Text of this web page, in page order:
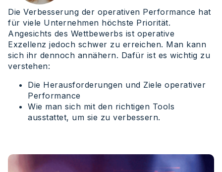
Die Verbesserung der operativen Performance hat
für viele Unternehmen höchste Priorität.
Angesichts des Wettbewerbs ist operative
Exzellenz jedoch schwer zu erreichen. Man kann
sich ihr dennoch annähern. Dafür ist es wichtig zu
verstehen:
Die Herausforderungen und Ziele operativer
Performance
Wie man sich mit den richtigen Tools
ausstattet, um sie zu verbessern.